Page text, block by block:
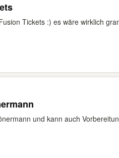
Tickets :) es wäre wirklich
und kann auch